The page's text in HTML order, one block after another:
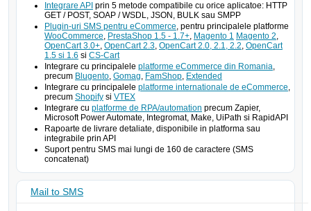
Integrare API prin 5 metode compatibile cu orice aplicatoe: HTTP
GET / POST, SOAP / WSDL, JSON, BULK sau SMPP
Plugin-uri SMS pentru eCommerce, pentru principalele platforme
WooCommerce, PrestaShop 1.5 - 1.7+, Magento 1 Magento 2,
OpenCart 3.0+, OpenCart 2.3, OpenCart 2.0, 2.1, 2.2, OpenCart
1.5 si 1.6 si CS-Cart
Integrare cu principalele platforme eCommerce din Romania,
precum Blugento, Gomag, FamShop, Extended
Integrare cu principalele platforme internationale de eCommerce,
precum Shopify si VTEX
Integrare cu platforme de RPA/automation precum Zapier,
Microsoft Power Automate, Integromat, Make, UiPath si RapidAPI
Rapoarte de livrare detaliate, disponibile in platforma sau
integrabile prin API
Suport pentru SMS mai lungi de 160 de caractere (SMS
concatenat)
Mail to SMS